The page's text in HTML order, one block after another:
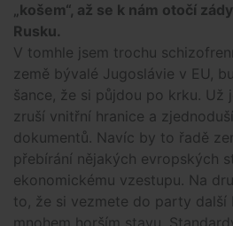
„košem“, až se k nám otočí
Rusku.
V tomhle jsem trochu
země bývalé Jugoslávie v EU,
šance, že si půjdou po krku. Už
zruší vnitřní hranice a
dokumentů. Navíc by to řadě
přebírání nějakých evropských
ekonomickému vzestupu. Na
to, že si vezmete do party další